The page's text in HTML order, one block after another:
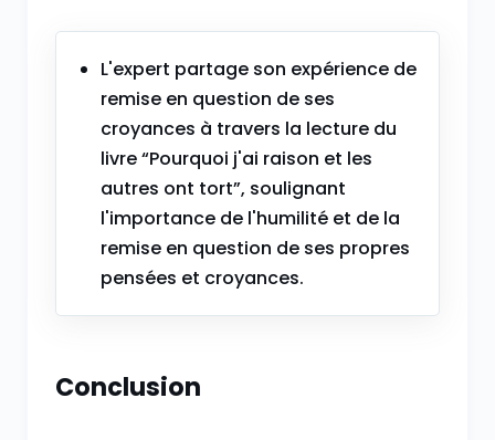
L'expert partage son expérience de
remise en question de ses
croyances à travers la lecture du
livre “Pourquoi j'ai raison et les
autres ont tort”, soulignant
l'importance de l'humilité et de la
remise en question de ses propres
pensées et croyances.
Conclusion